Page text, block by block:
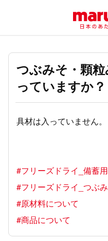
つぶみそ・顆
っていますか？
具材は入っていません。
#フリーズドライ_備蓄
#フリーズドライ_つぶ
#原材料について
#商品について